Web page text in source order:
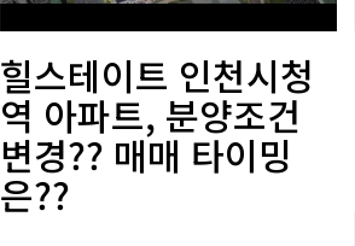
힐스테이트 인천시청
역 아파트, 분양조건
변경?? 매매 타이밍
은??